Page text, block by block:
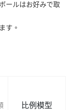
ールはお好みで取
す。
比例模型